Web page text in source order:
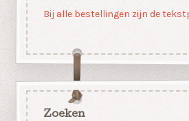
Bij alle bestellingen zijn de
Zoeken